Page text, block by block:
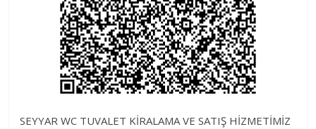
SEYYAR WC TUVALET KİRALAMA VE SATIŞ HİZMETİMİZ